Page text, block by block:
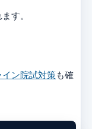
す。
イン院試対策も確